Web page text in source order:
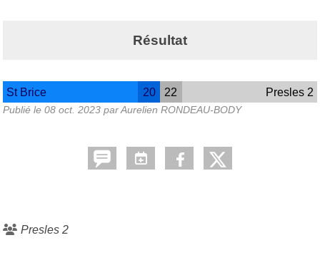
Résultat
St Brice 20 22 Presles 2
Publié le 08 oct. 2023 par Aurelien RONDEAU-BODY
Presles 2